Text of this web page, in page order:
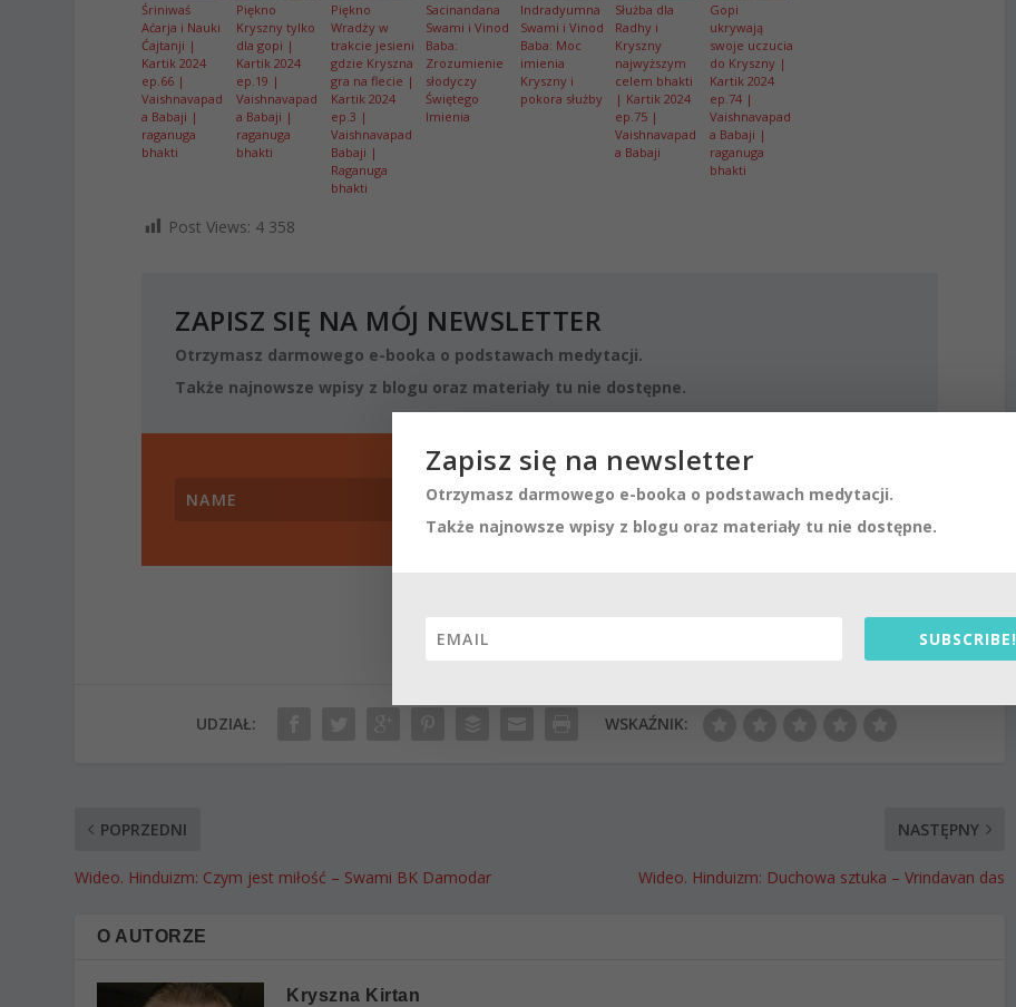
Śriniwaś
Aćarja i Nauki
Ćajtanji |
Kartik 2024
ep.66 |
Vaishnavapad
a Babaji |
raganuga
bhakti
Piękno
Kryszny tylko
dla gopi |
Kartik 2024
ep.19 |
Vaishnavapad
a Babaji |
raganuga
bhakti
Piękno
Wradży w
trakcie jesieni
gdzie Kryszna
gra na flecie |
Kartik 2024
ep.3 |
Vaishnavapad
Babaji |
Raganuga
bhakti
Sacinandana
Swami i Vinod
Baba:
Zrozumienie
słodyczy
Świętego
Imienia
Indradyumna
Swami i Vinod
Baba: Moc
imienia
Kryszny i
pokora służby
Służba dla
Radhy i
Kryszny
najwyższym
celem bhakti
| Kartik 2024
ep.75 |
Vaishnavapad
a Babaji
Gopi
ukrywają
swoje uczucia
do Kryszny |
Kartik 2024
ep.74 |
Vaishnavapad
a Babaji |
raganuga
bhakti
Post Views: 4 358
ZAPISZ SIĘ NA MÓJ NEWSLETTER
Otrzymasz darmowego e-booka o podstawach medytacji.
Także najnowsze wpisy z blogu oraz materiały tu nie dostępne.
SUBSCRIBE!
UDZIAŁ: WSKAŹNIK:
POPRZEDNI
Wideo. Hinduizm: Czym jest miłość – Swami BK Damodar
NASTĘPNY
Wideo. Hinduizm: Duchowa sztuka – Vrindavan das
O AUTORZE
Kryszna Kirtan
Zapisz się na newsletter
Otrzymasz darmowego e-booka o podstawach medytacji.
Także najnowsze wpisy z blogu oraz materiały tu nie dostępne.
SUBSCRIBE!